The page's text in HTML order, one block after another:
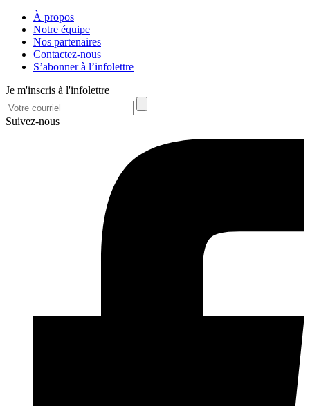
À propos
Notre équipe
Nos partenaires
Contactez-nous
S’abonner à l’infolettre
Je m'inscris à l'infolettre
Suivez-nous